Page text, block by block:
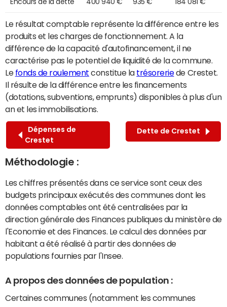
Le résultat comptable représente la différence entre les
produits et les charges de fonctionnement. A la
différence de la capacité d'autofinancement, il ne
caractérise pas le potentiel de liquidité de la commune.
Le fonds de roulement constitue la trésoreriede Crestet.
Il résulte de la différence entre les financements
(dotations, subventions, emprunts) disponibles à plus d'un
an et les immobilisations.
Dépenses de
Crestet
Dette de Crestet
Méthodologie :
Les chiffres présentés dans ce service sont ceux des
budgets principaux exécutés des communes dont les
données comptables ont été centralisées par la
direction générale des Finances publiques du ministère de
l'Economie et des Finances. Le calcul des données par
habitant a été réalisé à partir des données de
populations fournies par l'Insee.
A propos des données de population :
Certaines communes (notamment les communes